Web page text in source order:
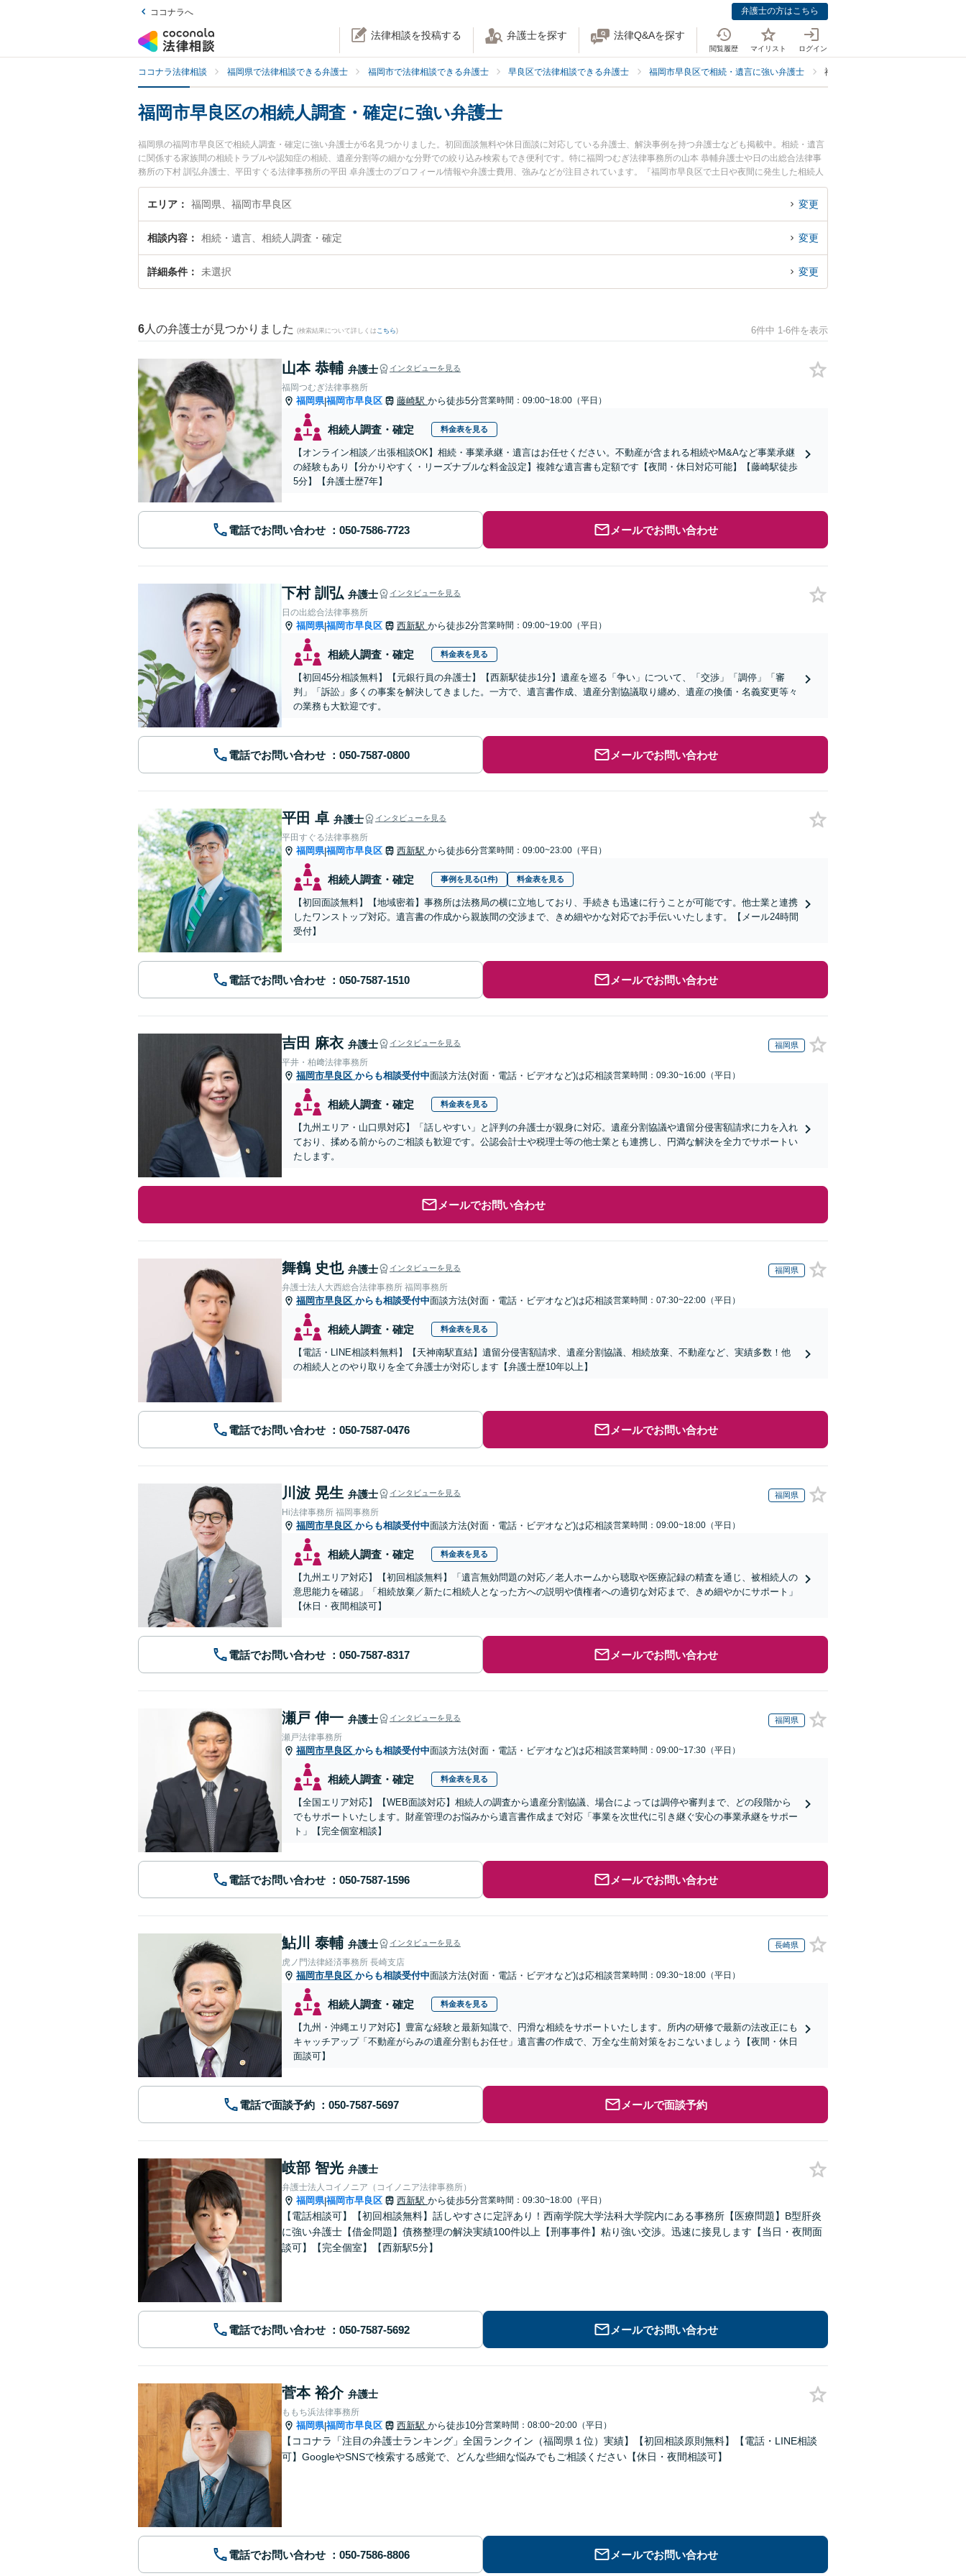
ココナラへ 弁護士の方はこちら
法律相談を投稿する 弁護士を探す 法律Q&Aを探す
閲覧履歴 マイリスト ログイン
ココナラ法律相談 福岡県で法律相談できる弁護士 福岡市で法律相談できる弁護士 早良区で法律相談できる弁護士 福岡市早良区で相続・遺言に強い弁護士 福岡市早良区で相続人調査・確定に
福岡市早良区の相続人調査・確定に強い弁護士
福岡県の福岡市早良区で相続人調査・確定に強い弁護士が6名見つかりました。初回面談無料や休日面談に対応している弁護士、解決事例を持つ弁護士なども掲載中。相続・遺言
に関係する家族間の相続トラブルや認知症の相続、遺産分割等の細かな分野での絞り込み検索もでき便利です。特に福岡つむぎ法律事務所の山本 恭輔弁護士や日の出総合法律事
務所の下村 訓弘弁護士、平田すぐる法律事務所の平田 卓弁護士のプロフィール情報や弁護士費用、強みなどが注目されています。『福岡市早良区で土日や夜間に発生した相続人
調査・確定のトラブルを今すぐに弁護士に相談したい』『相続人調査・確定のトラブル解決の実績豊富な近くの弁護士を検索したい』『初回相談無料で相続人調査・確定を法律相
談できる福岡市早良区内の弁護士に相談予約したい』などでお困りの相談者さんにおすすめです。
エリア 福岡県、福岡市早良区 変更
相談内容 相続・遺言、相続人調査・確定 変更
詳細条件 未選択 変更
6 人の弁護士が見つかりました (検索結果について詳しくは こちら) 6件中 1-6件を表示
山本 恭輔 弁護士 インタビューを見る
福岡つむぎ法律事務所
福岡県|福岡市早良区 藤崎駅 から徒歩5分営業時間：09:00~18:00（平日）
相続人調査・確定 料金表を見る
【オンライン相談／出張相談OK】相続・事業承継・遺言はお任せください。不動産が含まれる相続やM&Aなど事業承継
の経験もあり【分かりやすく・リーズナブルな料金設定】複雑な遺言書も定額です【夜間・休日対応可能】【藤崎駅徒歩
5分】【弁護士歴7年】
電話でお問い合わせ メールでお問い合わせ
下村 訓弘 弁護士 インタビューを見る
日の出総合法律事務所
福岡県|福岡市早良区 西新駅 から徒歩2分営業時間：09:00~19:00（平日）
相続人調査・確定 料金表を見る
【初回45分相談無料】【元銀行員の弁護士】【西新駅徒歩1分】遺産を巡る「争い」について、「交渉」「調停」「審
判」「訴訟」多くの事案を解決してきました。一方で、遺言書作成、遺産分割協議取り纏め、遺産の換価・名義変更等々
の業務も大歓迎です。
電話でお問い合わせ メールでお問い合わせ
平田 卓 弁護士 インタビューを見る
平田すぐる法律事務所
福岡県|福岡市早良区 西新駅 から徒歩6分営業時間：09:00~23:00（平日）
相続人調査・確定 事例を見る(1件) 料金表を見る
【初回面談無料】【地域密着】事務所は法務局の横に立地しており、手続きも迅速に行うことが可能です。他士業と連携
したワンストップ対応。遺言書の作成から親族間の交渉まで、きめ細やかな対応でお手伝いいたします。【メール24時間
受付】
電話でお問い合わせ メールでお問い合わせ
吉田 麻衣 弁護士 インタビューを見る 福岡県
平井・柏﨑法律事務所
福岡市早良区 からも相談受付中面談方法(対面・電話・ビデオなど)は応相談営業時間：09:30~16:00（平日）
相続人調査・確定 料金表を見る
【九州エリア・山口県対応】「話しやすい」と評判の弁護士が親身に対応。遺産分割協議や遺留分侵害額請求に力を入れ
ており、揉める前からのご相談も歓迎です。公認会計士や税理士等の他士業とも連携し、円満な解決を全力でサポートい
たします。
メールでお問い合わせ
舞鶴 史也 弁護士 インタビューを見る 福岡県
弁護士法人大西総合法律事務所 福岡事務所
福岡市早良区 からも相談受付中面談方法(対面・電話・ビデオなど)は応相談営業時間：07:30~22:00（平日）
相続人調査・確定 料金表を見る
【電話・LINE相談料無料】【天神南駅直結】遺留分侵害額請求、遺産分割協議、相続放棄、不動産など、実績多数！他
の相続人とのやり取りを全て弁護士が対応します【弁護士歴10年以上】
電話でお問い合わせ メールでお問い合わせ
川波 晃生 弁護士 インタビューを見る 福岡県
Hi法律事務所 福岡事務所
福岡市早良区 からも相談受付中面談方法(対面・電話・ビデオなど)は応相談営業時間：09:00~18:00（平日）
相続人調査・確定 料金表を見る
【九州エリア対応】【初回相談無料】「遺言無効問題の対応／老人ホームから聴取や医療記録の精査を通じ、被相続人の
意思能力を確認」「相続放棄／新たに相続人となった方への説明や債権者への適切な対応まで、きめ細やかにサポート」
【休日・夜間相談可】
電話でお問い合わせ メールでお問い合わせ
瀬戸 伸一 弁護士 インタビューを見る 福岡県
瀬戸法律事務所
福岡市早良区 からも相談受付中面談方法(対面・電話・ビデオなど)は応相談営業時間：09:00~17:30（平日）
相続人調査・確定 料金表を見る
【全国エリア対応】【WEB面談対応】相続人の調査から遺産分割協議、場合によっては調停や審判まで、どの段階から
でもサポートいたします。財産管理のお悩みから遺言書作成まで対応「事業を次世代に引き継ぐ安心の事業承継をサポー
ト」【完全個室相談】
電話でお問い合わせ メールでお問い合わせ
鮎川 泰輔 弁護士 インタビューを見る 長崎県
虎ノ門法律経済事務所 長崎支店
福岡市早良区 からも相談受付中面談方法(対面・電話・ビデオなど)は応相談営業時間：09:30~18:00（平日）
相続人調査・確定 料金表を見る
【九州・沖縄エリア対応】豊富な経験と最新知識で、円滑な相続をサポートいたします。所内の研修で最新の法改正にも
キャッチアップ「不動産がらみの遺産分割もお任せ」遺言書の作成で、万全な生前対策をおこないましょう【夜間・休日
面談可】
電話で面談予約 メールで面談予約
岐部 智光 弁護士
弁護士法人コイノニア（コイノニア法律事務所）
福岡県|福岡市早良区 西新駅 から徒歩5分営業時間：09:30~18:00（平日）
【電話相談可】【初回相談無料】話しやすさに定評あり！西南学院大学法科大学院内にある事務所【医療問題】B型肝炎
に強い弁護士【借金問題】債務整理の解決実績100件以上【刑事事件】粘り強い交渉。迅速に接見します【当日・夜間面
談可】【完全個室】【西新駅5分】
電話でお問い合わせ メールでお問い合わせ
菅本 裕介 弁護士
ももち浜法律事務所
福岡県|福岡市早良区 西新駅 から徒歩10分営業時間：08:00~20:00（平日）
【ココナラ「注目の弁護士ランキング」全国ランクイン（福岡県１位）実績】【初回相談原則無料】【電話・LINE相談
可】GoogleやSNSで検索する感覚で、どんな些細な悩みでもご相談ください【休日・夜間相談可】
電話でお問い合わせ メールでお問い合わせ